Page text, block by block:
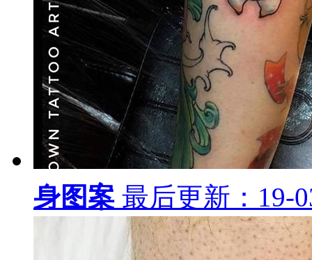
身图案 最后更新：19-